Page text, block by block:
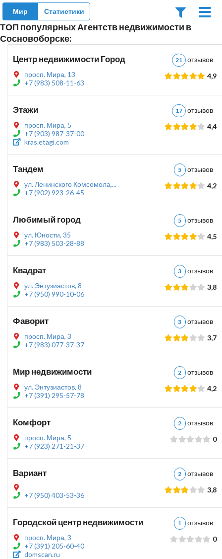
Мир Статистики
ТОП популярных Агентств недвижимости в
Сосновоборске:
Центр недвижимости Город 21
просп. Мира, 13
+7 (983) 508-11-63
4,9
Этажи 17
просп. Мира, 5
+7 (903) 987-37-00
kras.etagi.com
4,4
Тандем 5
ул. Ленинского Комсомола,...
+7 (902) 923-26-45
4,2
Любимый город 5
ул. Юности, 35
+7 (983) 503-28-88
4,5
Квадрат 3
ул. Энтузиастов, 8
+7 (950) 990-10-06
3,8
Фаворит 3
просп. Мира, 3
+7 (983) 077-37-37
3,7
Мир недвижимости 2
ул. Энтузиастов, 8
+7 (391) 295-57-78
4,2
Комфорт 2
просп. Мира, 5
+7 (923) 271-21-37
0
Вариант 2
+7 (950) 403-53-36
3,8
Городской центр недвижимости 1
просп. Мира, 3
+7 (391) 205-60-40
domscan.ru
0